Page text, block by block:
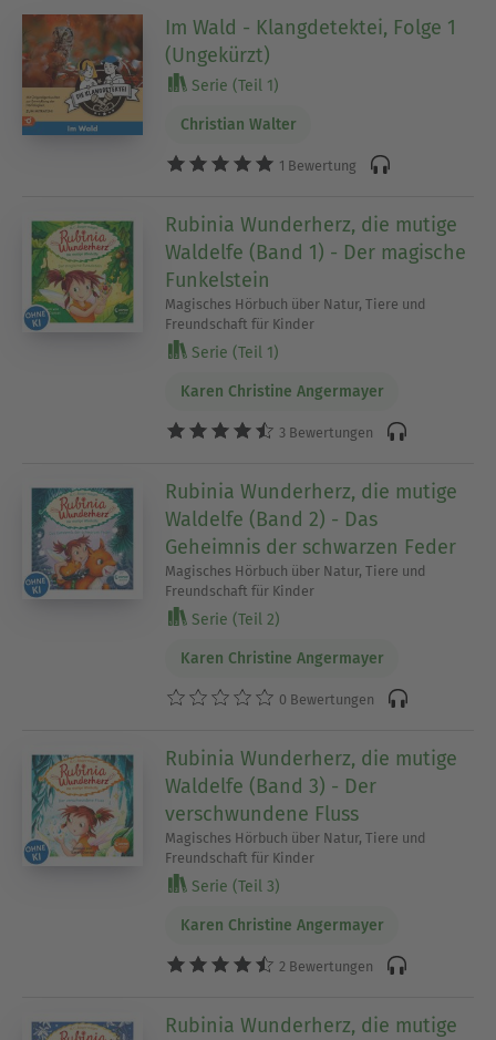
Im Wald - Klangdetektei, Folge 1
(Ungekürzt)
Serie (Teil 1)
Christian Walter
1 Bewertung
Rubinia Wunderherz, die mutige
Waldelfe (Band 1) - Der magische
Funkelstein
Magisches Hörbuch über Natur, Tiere und
Freundschaft für Kinder
Serie (Teil 1)
Karen Christine Angermayer
3 Bewertungen
Rubinia Wunderherz, die mutige
Waldelfe (Band 2) - Das
Geheimnis der schwarzen Feder
Magisches Hörbuch über Natur, Tiere und
Freundschaft für Kinder
Serie (Teil 2)
Karen Christine Angermayer
0 Bewertungen
Rubinia Wunderherz, die mutige
Waldelfe (Band 3) - Der
verschwundene Fluss
Magisches Hörbuch über Natur, Tiere und
Freundschaft für Kinder
Serie (Teil 3)
Karen Christine Angermayer
2 Bewertungen
Rubinia Wunderherz, die mutige